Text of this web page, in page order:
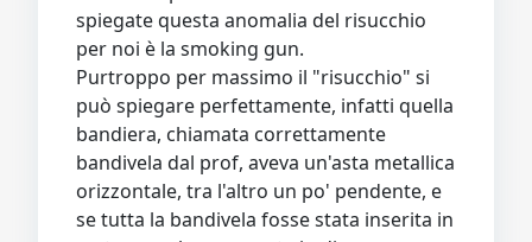
spiegate questa anomalia del risucchio
per noi è la smoking gun.
Purtroppo per massimo il "risucchio" si
può spiegare perfettamente, infatti quella
bandiera, chiamata correttamente
bandivela dal prof, aveva un'asta metallica
orizzontale, tra l'altro un po' pendente, e
se tutta la bandivela fosse stata inserita in